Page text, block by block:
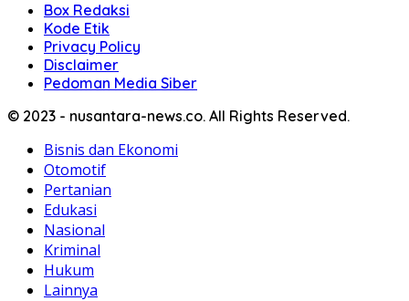
Box Redaksi
Kode Etik
Privacy Policy
Disclaimer
Pedoman Media Siber
© 2023 - nusantara-news.co. All Rights Reserved.
Bisnis dan Ekonomi
Otomotif
Pertanian
Edukasi
Nasional
Kriminal
Hukum
Lainnya